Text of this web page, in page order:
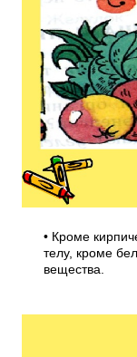
• Кроме
телу, кроме
вещества.